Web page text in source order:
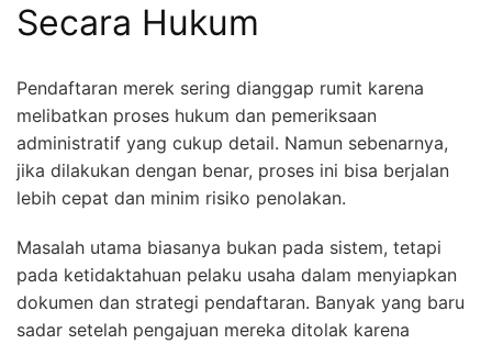
Secara Hukum
Pendaftaran merek sering dianggap rumit karena
melibatkan proses hukum dan pemeriksaan
administratif yang cukup detail. Namun sebenarnya,
jika dilakukan dengan benar, proses ini bisa berjalan
lebih cepat dan minim risiko penolakan.
Masalah utama biasanya bukan pada sistem, tetapi
pada ketidaktahuan pelaku usaha dalam menyiapkan
dokumen dan strategi pendaftaran. Banyak yang baru
sadar setelah pengajuan mereka ditolak karena